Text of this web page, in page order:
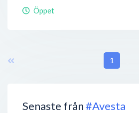
Senaste från#Avesta
Öppet
1